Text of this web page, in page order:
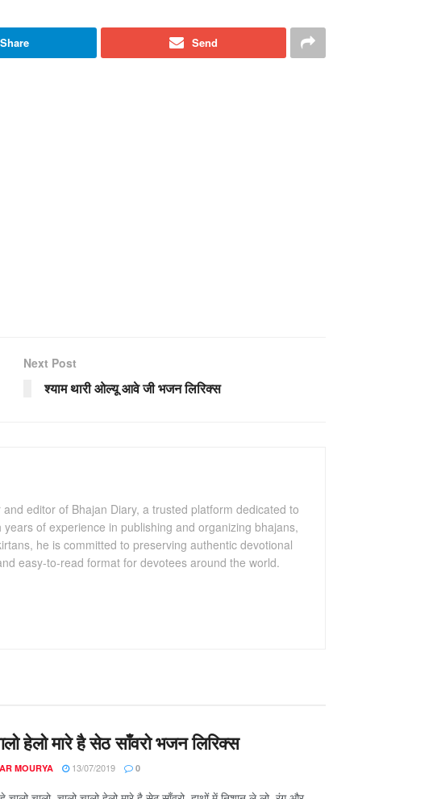
Share Send
Next Post
श्याम थारी ओल्यू आवे जी भजन लिरिक्स
editor of Bhajan Diary, a trusted platform dedicated to
of experience in publishing and organizing bhajans,
he is committed to preserving authentic devotional
easy-to-read format for devotees around the world.
हेलो मारे है सेठ साँवरो भजन लिरिक्स
MOURYA 13/07/2019 0